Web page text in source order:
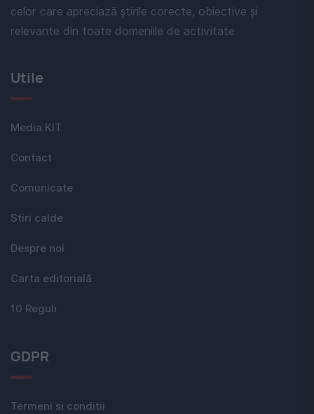
celor care apreciază știrile corecte, obiective și
relevante din toate domeniile de activitate
Utile
Media KIT
Contact
Comunicate
Stiri calde
Despre noi
Carta editorială
10 Reguli
GDPR
Termeni si conditii